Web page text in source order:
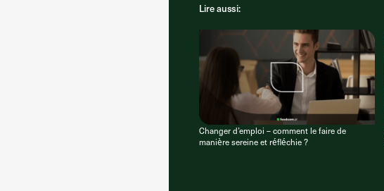
Lire aussi:
Changer d’emploi – comment le faire de
manière sereine et réfléchie ?